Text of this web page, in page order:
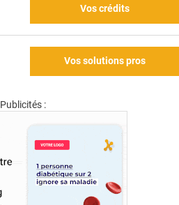
Vos crédits
Vos solutions pros
Publicités :